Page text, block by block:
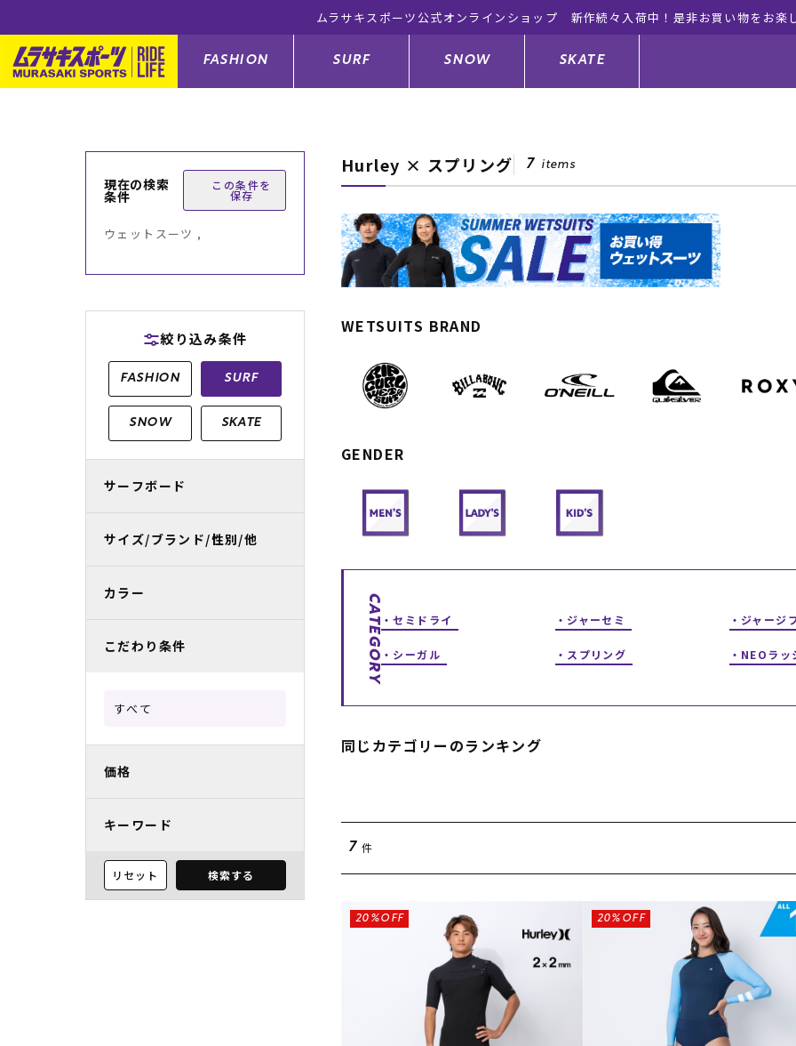
ムラサキスポーツ公式オンラインショップ 新作続々入荷中！是非お買い物をお
FASHION
アウター/ジャケット トップス
シューズ サンダル
バッグ
メンズ水着 メンズラッシュガード
レディースラッシュガード レディースフィットネス
SURF
サーフボード ウェットスーツ
サーフボードメンテナンスグッズ キッズサーフィン
ボディーボード
GO ボディーボード 中古/アウトレット サーフボード
SNOW
スノーボード板 バインディング
スノーボードセット スノーボードウェア
スノーボードゴーグル
キッズスノーボードセット スノーボードグッズ
スノーボード レンタル リフト電子チケット
中古/アウトレット スノーウェア
SKATE
スケートボード キッズスケートボード
スケートボードグッズ
スケートボードメンテナンスグッ
ズ
GO スケートセット
Hurley × スプリング 7 items
WETSUITS BRAND
GENDER
CATEGORY セミドライ ジャーセミ ジャージ
シーガル スプリング NEOラッ
同じカテゴリーのランキング
7 件
20%OFF 20%OFF
現在の検索
条件
この条件を
保存
ウェットスーツ ,
絞り込み条件
FASHION SURF
SNOW SKATE
サーフボード
サイズ/ブランド/性別/他
カラー
こだわり条件
すべて
価格
キーワード
リセット 検索する